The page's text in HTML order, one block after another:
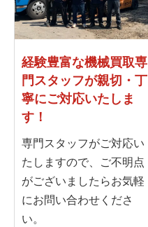
経験豊富な機械買取専
門 スタッフが親切・丁
寧にご対応いたしま
す！
専門スタッフがご対応い
たしますので、ご不明点
がございましたらお気軽
にお問い合わせくださ
い。